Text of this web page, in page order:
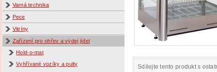
Varná technika
Pece
Vitríny
Zařízení pro ohřev a výdej jídel
Hold-o-mat
Vyhřívané vozíky a pulty
Sdílejte tento produkt s